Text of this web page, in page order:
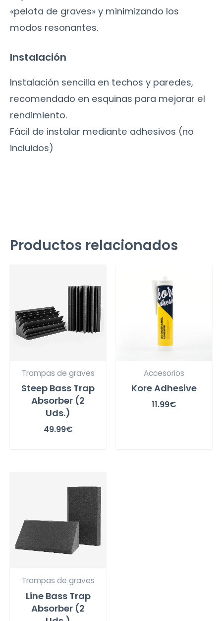
«pelota de graves» y minimizando los
modos resonantes.
Instalación
Instalación sencilla en techos y paredes,
recomendado en esquinas para mejorar el
rendimiento.
Fácil de instalar mediante adhesivos (no
incluidos)
Productos relacionados
Trampas de graves
Steep Bass Trap
Absorber (2
Uds.)
49.99€
Accesorios
Kore Adhesive
11.99€
Trampas de graves
Line Bass Trap
Absorber (2